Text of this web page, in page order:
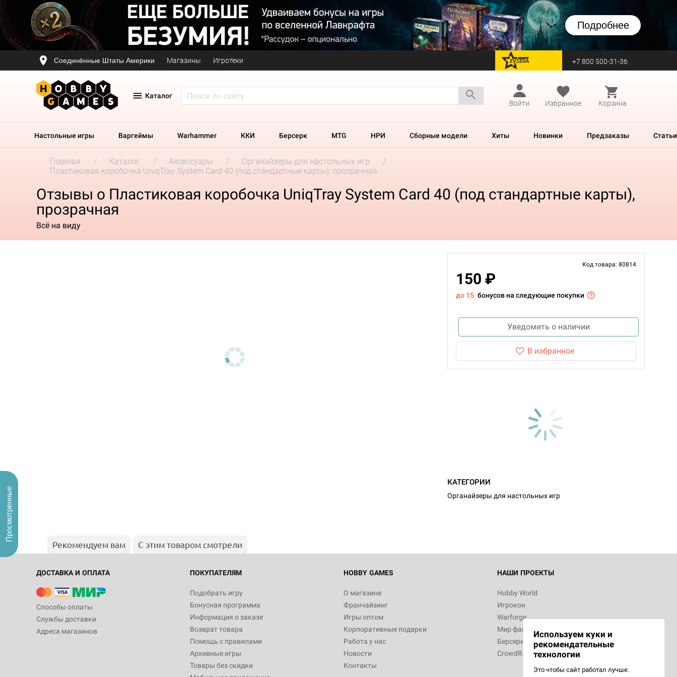
Подробнее
Соединённые Штаты Америки Магазины Игротеки перейти на Zvezda +7 800 500-31-36
Каталог
Войти
Избранное Корзина
Настольные игры Варгеймы Warhammer ККИ Берсерк MTG НРИ Сборные модели Хиты Новинки Предзаказы Статьи
Главная Каталог Аксессуары
Органайзеры для настольных игр
Пластиковая коробочка UniqTray System Card 40 (под стандартные карты), прозрачная
Отзывы о Пластиковая коробочка UniqTray System Card 40 (под стандартные карты),
прозрачная
Всё на виду
Код товара: 80814
150 ₽
до 15 бонусов на следующие покупки
Уведомить о наличии
В избранное
КАТЕГОРИИ
Органайзеры для настольных игр
Рекомендуем вам С этим товаром смотрели
ДОСТАВКА И ОПЛАТА
Способы оплаты
Службы доставки
Адреса магазинов
ПОКУПАТЕЛЯМ
Подобрать игру
Бонусная программа
Информация о заказе
Возврат товара
Помощь с правилами
Архивные игры
Товары без скидки
HOBBY GAMES
О магазине
Франчайзинг
Игры оптом
Корпоративные подарки
Работа у нас
Новости
Контакты
НАШИ ПРОЕКТЫ
Hobby World
Игрокон
Warforge
Мир фантастики
Берсерк
CrowdRepublic
Используем куки и
рекомендательные
технологии
Это чтобы сайт работал лучше.
Просмотренные
Настольная игра Hobby World Журнал
"Мир фантастики. Спецвыпуск: Братья
империи: Боевая тревога
799
Настольная игра Hobby World Сумерки
империи. Четвёртая редакция: Грозовой
Рубеж
12 990